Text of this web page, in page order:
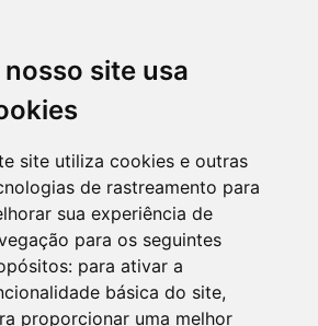
nosso site usa
site utiliza cookies e outras
de rastreamento para
sua experiência de
para os seguintes
para ativar a
básica do site,
proporcionar uma melhor
858 - Centro - RS, 97573-010